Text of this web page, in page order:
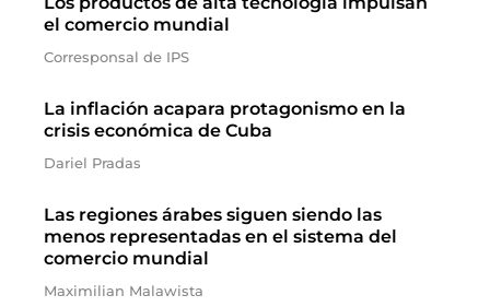
el comercio mundial
Corresponsal de IPS
La inflación acapara protagonismo en la
crisis económica de Cuba
Dariel Pradas
Las regiones árabes siguen siendo las
menos representadas en el sistema del
comercio mundial
Maximilian Malawista